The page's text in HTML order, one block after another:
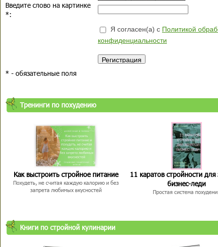
Введите слово на картинке
*:
Я согласен(а) с Политикой
конфиденциальности
* - обязательные поля
Тренинги по похудению
Как выстроить стройное питание
Похудеть, не считая каждую калорию и без
запрета любимых вкусностей
11 каратов стройности для
бизнес-леди
Простая система
Книги по стройной кулинарии